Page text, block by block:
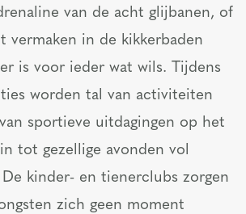
van de acht glijbanen, of
vermaken in de kikkerbaden
is voor ieder wat wils. Tijdens
worden tal van activiteiten
sportieve uitdagingen op het
tot gezellige avonden vol
kinder- en tienerclubs zorgen
zich geen moment